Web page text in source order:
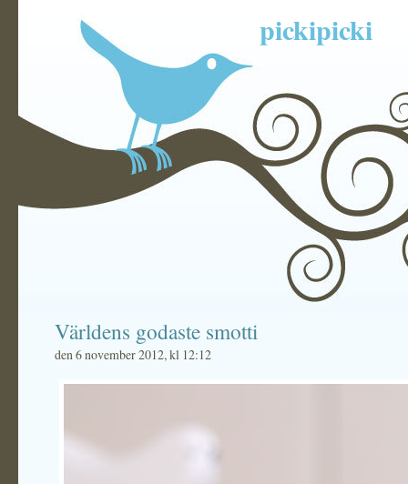
pickipicki
Världens godaste smotti
den 6 november 2012, kl 12:12